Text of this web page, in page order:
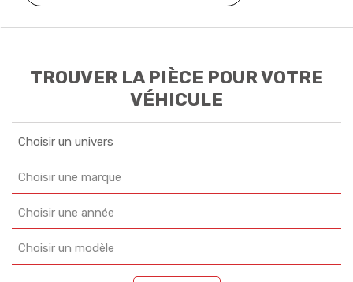
TROUVER LA PIÈCE POUR VOTRE
VÉHICULE
Choisir un univers
Choisir une marque
Choisir une année
Choisir un modèle